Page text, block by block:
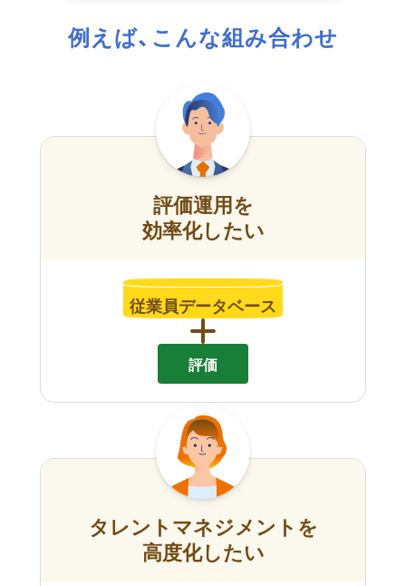
例えば、こんな組み合わせ
評価運用を
効率化したい
従業員データベース
評価
タレントマネジメントを
高度化したい